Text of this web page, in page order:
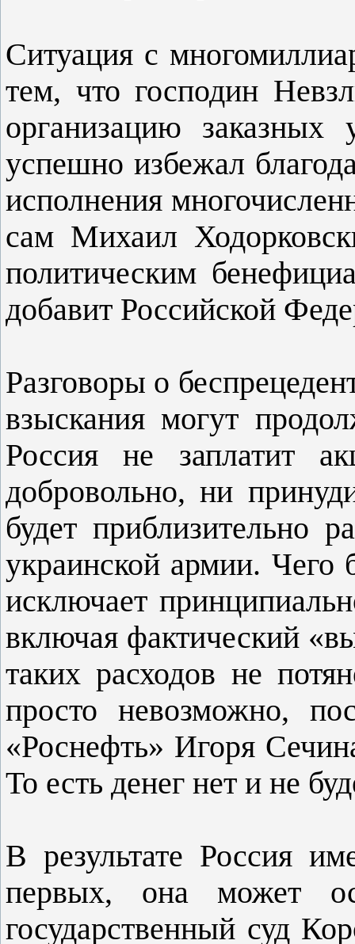
Ситуация с
тем, что господин
организацию
успешно избежал
исполнения
сам Михаил
политическим
добавит Российской
Разговоры о
взыскания могут
Россия не заплатит
добровольно, ни
будет приблизительно
украинской армии.
исключает
включая фактический
таких расходов не
просто невозможно,
«Роснефть» Игоря
То есть денег нет и не
В результате Россия
первых, она может
государственный суд